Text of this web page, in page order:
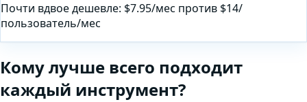
Почти вдвое дешевле: $7.95/мес против $14/
пользователь/мес
Кому лучше всего подходит
каждый инструмент?